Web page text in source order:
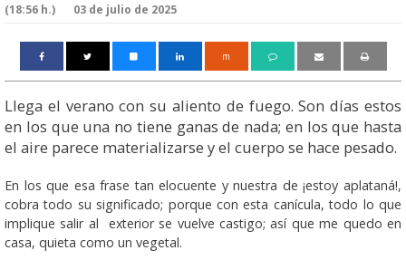
03 de julio de 2025
(18:56 h.)
m
Llega el verano con su aliento de fuego. Son días estos
en los que una no tiene ganas de nada; en los que hasta
el aire parece materializarse y el cuerpo se hace pesado.
En los que esa frase tan elocuente y nuestra de ¡estoy aplataná!,
cobra todo su significado; porque con esta canícula, todo lo que
implique salir al exterior se vuelve castigo; así que me quedo en
casa, quieta como un vegetal.